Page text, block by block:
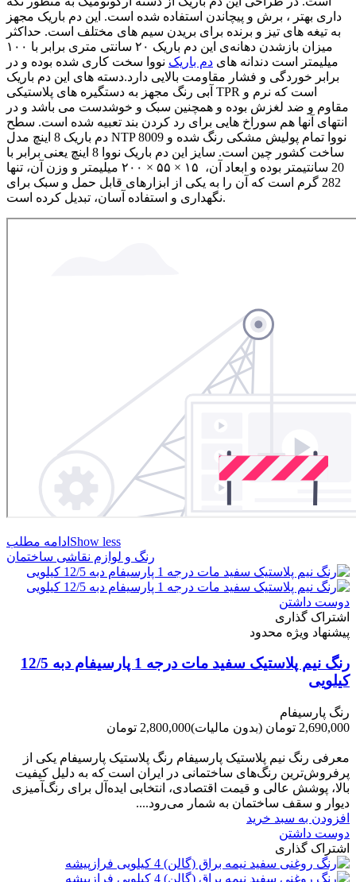
داری بهتر ، برش و پیچاندن استفاده شده است. این دم باریک مجهز
به تیغه های تیز و برنده برای بریدن سیم های مختلف است. حداکثر
میزان بازشدن دهانه‌ی این دم باریک ۲۰ سانتی متری برابر با ۱۰۰
میلیمتر است دندانه های دم باریک نووا سخت کاری شده بوده و در
برابر خوردگی و فشار مقاومت بالایی دارد.دسته های این دم باریک
آبی رنگ مجهز به دستگیره های پلاستیکی TPR است که نرم و
مقاوم و ضد لغزش بوده و همچنین سبک و خوشدست می باشد و در
انتهای آنها هم سوراخ هایی برای رد کردن بند تعبیه شده است. سطح
دم باریک 8 اینچ مدل NTP 8009 نووا تمام پولیش مشکی رنگ شده و
ساخت کشور چین است. سایز این دم باریک نووا 8 اینچ یعنی برابر با
20 سانتیمتر بوده و ابعاد آن، ۱۵ × ۵۵ × ۲۰۰ میلیمتر و وزن آن، تنها
282 گرم است که آن را به یکی از ابزارهای قابل حمل و سبک برای
نگهداری و استفاده آسان، تبدیل کرده است.
ادامه مطلب Show less
رنگ و لوازم نقاشی ساختمان
دوست داشتن
اشتراک گذاری
پیشنهاد ویژه محدود
رنگ نیم پلاستیک سفید مات درجه 1 پارسیفام دبه 12/5
کیلویی
رنگ پارسیفام
2,690,000 تومان
(بدون مالیات)2,800,000 تومان
معرفی رنگ نیم پلاستیک پارسیفام رنگ پلاستیک پارسیفام یکی از
پرفروش‌ترین رنگ‌های ساختمانی در ایران است که به دلیل کیفیت
بالا، پوشش عالی و قیمت اقتصادی، انتخابی ایده‌آل برای رنگ‌آمیزی
دیوار و سقف ساختمان به شمار می‌رود....
افزودن به سبد خرید
دوست داشتن
اشتراک گذاری